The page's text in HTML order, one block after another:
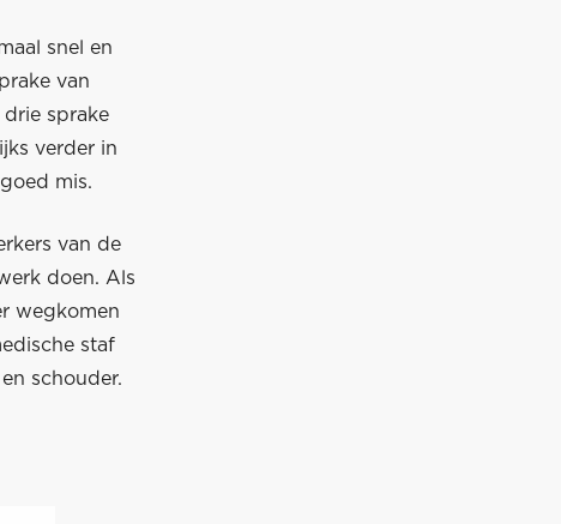
snel en
van
sprake
verder in
mis.
van de
doen. Als
wegkomen
staf
schouder.